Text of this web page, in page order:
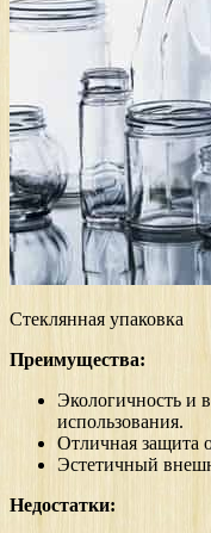
Стеклянная упаковка
Преимущества:
Экологичность и
использования.
Отличная защита
Эстетичный
Недостатки: